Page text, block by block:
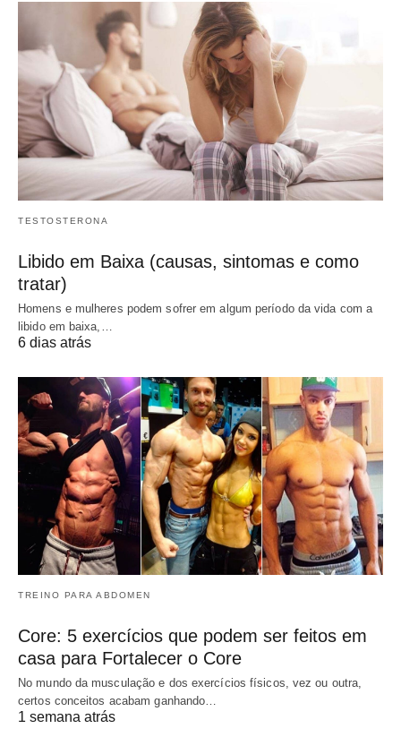
TESTOSTERONA
Libido em Baixa (causas, sintomas e como
tratar)
Homens e mulheres podem sofrer em algum período da vida com a
libido em baixa,…
6 dias atrás
TREINO PARA ABDOMEN
Core: 5 exercícios que podem ser feitos em
casa para Fortalecer o Core
No mundo da musculação e dos exercícios físicos, vez ou outra,
certos conceitos acabam ganhando…
1 semana atrás